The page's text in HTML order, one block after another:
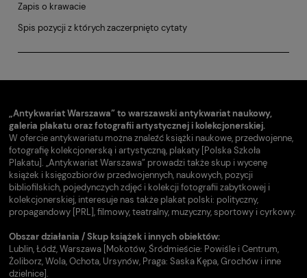
Zapis o krawacie
Spis pozycji z których zaczerpnięto cytaty
„Antykwariat Warszawa” to warszawski antykwariat naukowy,
galeria plakatu oraz fotografii artystycznej i kolekcjonerskiej.
W ofercie antykwariatu można znaleźć książki naukowe, przedwojenne,
fotografię kolekcjonerską i artystyczną, plakaty [Polska Szkoła
Plakatu]. „Antykwariat Warszawa” prowadzi także skup i wycenę
książek i księgozbiorów przedwojennych, naukowych, pozycji
bibliofilskich, pojedynczych zdjęć i kolekcji fotografii zabytkowej i
kolekcjonerskiej, interesuje nas także plakat polski: polityczny,
propagandowy [PRL], filmowy, teatralny, muzyczny, sportowy i cyrkowy.
Obszar działania / Skup książek i innych obiektów:
Lublin, Łódź, Warszawa [Mokotów, Śródmieście: Powiśle i Centrum,
Żoliborz, Wola, Ochota, Ursynów, Praga: Saska Kępa, Grochów i inne
dzielnice].